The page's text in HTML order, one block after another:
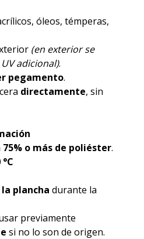
óleos, témperas,
(en exterior se
adicional).
pegamento.
directamente, sin
75% o más de poliéster.
plancha durante la
previamente
si no lo son de origen.